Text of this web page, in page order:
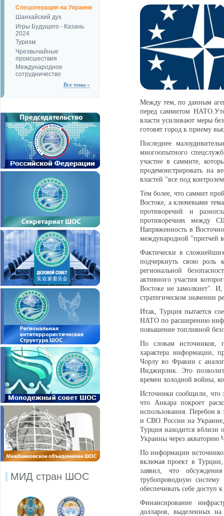
Спецоперация на Украине
Шанхайский дух
Игры Будущего - Казань
2024
Туризм
Чрезвычайные
происшествия
Международное
сотрудничество
Все темы »
МИД стран ШОС
Между тем, по данным
перед саммитом
власти усиливают меры
готовят город к приему
Последнее
многоопытного
участие в саммите,
продемонстрировать на
властей "все под
Тем более, что саммит
Востоке, а ключевыми
противоречий и
противоречиях между
Напряженность в
международной "притчей
Фактически в сложнейших
подчеркнуть свою роль
региональной
активного участия
Востоке не замолкнет".
стратегическом значении
Итак, Турция пытается
НАТО по расширению
повышение топливной
По словам источников,
характера информации,
Чорлу во Фракии с
Инджирлик. Это
времен холодной войны,
Источники сообщили, что
что Анкара покроет
использования. Перебои
и СВО России на
Турция находится вблизи
Украины через акваторию
По информации
включая проект в
заявил, что
трубопроводную
обеспечивать себе доступ
Финансирование
долларов, выделенных